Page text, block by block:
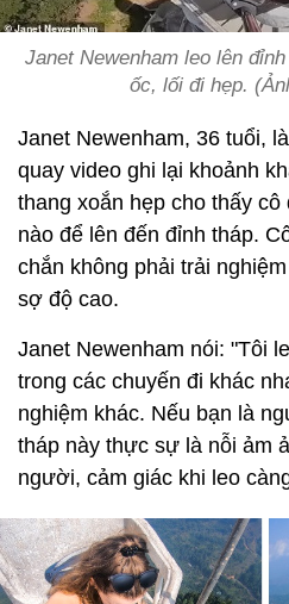
Janet Newenham leo lên
ốc, lối đi hẹp.
Janet Newenham, 36 tuổi,
quay video ghi lại khoảnh
thang xoắn hẹp cho thấy
nào để lên đến đỉnh tháp.
chắn không phải trải
sợ độ cao.
Janet Newenham nói: "Tôi
trong các chuyến đi khác
nghiệm khác. Nếu bạn là
tháp này thực sự là nỗi ảm
người, cảm giác khi leo